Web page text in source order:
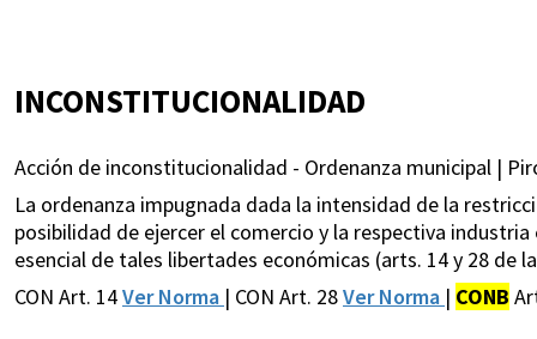
INCONSTITUCIONALIDAD
Acción de inconstitucionalidad - Ordenanza municipal |
La ordenanza impugnada dada la intensidad de la
posibilidad de ejercer el comercio y la respectiva
esencial de tales libertades económicas (arts. 14 y 28 de
CON Art. 14Ver Norma | CON Art. 28Ver Norma | CONB